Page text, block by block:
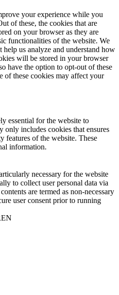
your experience while you
of these, the cookies that are
on your browser as they are
functionalities of the website. We
help us analyze and understand how
will be stored in your browser
have the option to opt-out of these
of these cookies may affect your
essential for the website to
only includes cookies that ensures
features of the website. These
information.
necessary for the website
to collect user personal data via
are termed as non-necessary
user consent prior to running